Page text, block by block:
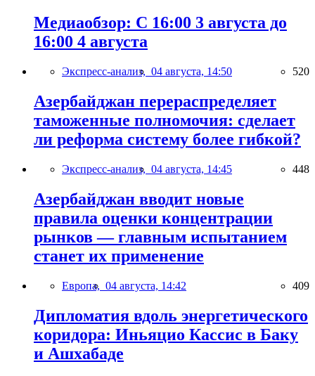
Медиаобзор: С 16:00 3 августа до
16:00 4 августа
Экспресс-анализ, 04 августа, 14:50 520
Азербайджан перераспределяет
таможенные полномочия: сделает
ли реформа систему более гибкой?
Экспресс-анализ, 04 августа, 14:45 448
Азербайджан вводит новые
правила оценки концентрации
рынков — главным испытанием
станет их применение
Европа, 04 августа, 14:42 409
Дипломатия вдоль энергетического
коридора: Иньяцио Кассис в Баку
и Ашхабаде